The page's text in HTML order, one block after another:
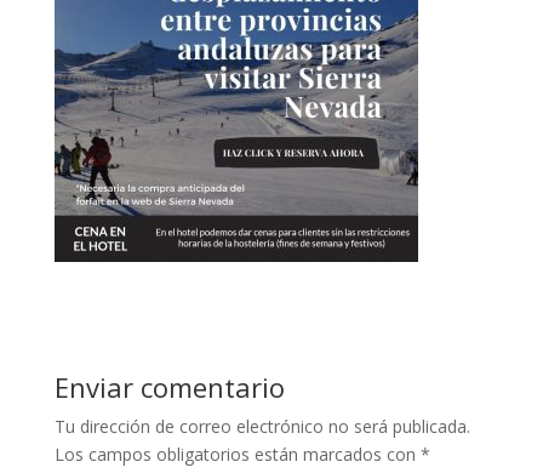
Enviar comentario
Tu dirección de correo electrónico no será publicada.
Los campos obligatorios están marcados con *